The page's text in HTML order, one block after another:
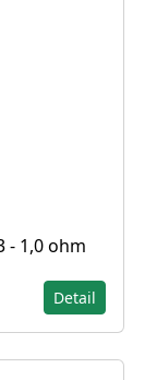
- 1,0 ohm
Detail